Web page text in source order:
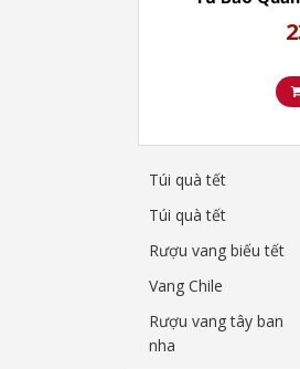
- Thương hiệu:
- Sức chứa: Lưu
- Công suất: 60
- Điện áp: 230 –
- Vật liệu: Kính,
Túi quà tết
Túi quà tết
Rượu vang biếu tết
Vang Chile
Rượu vang tây ban
nha